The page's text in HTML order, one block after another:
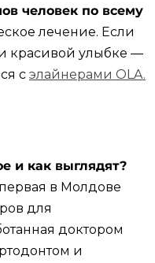
человек по всему
лечение. Если
красивой улыбке —
с элайнерами OLA.
и как выглядят?
в Молдове
для
доктором
и